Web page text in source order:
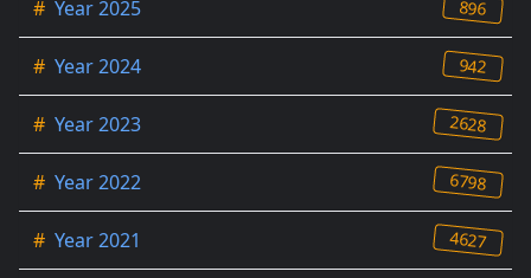
# Year 2025 896
# Year 2024 942
# Year 2023 2628
# Year 2022 6798
# Year 2021 4627